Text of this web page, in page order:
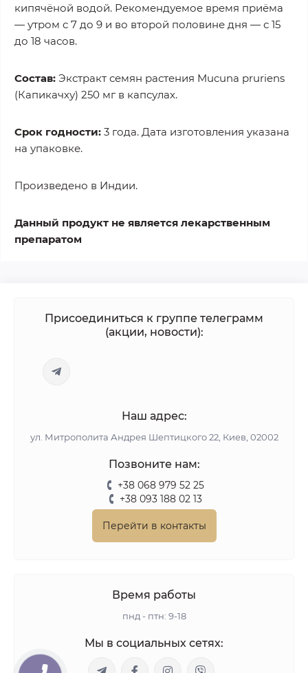
кипячёной водой. Рекомендуемое время приёма
— утром с 7 до 9 и во второй половине дня — с 15
до 18 часов.
Состав: Экстракт семян растения Mucuna pruriens
(Капикачху) 250 мг в капсулах.
Срок годности: 3 года. Дата изготовления указана
на упаковке.
Произведено в Индии.
Данный продукт не является лекарственным
препаратом
Присоединиться к группе телеграмм
(акции, новости):
Наш адрес:
ул. Митрополита Андрея Шептицкого 22, Киев, 02002
Позвоните нам:
+38 068 979 52 25
+38 093 188 02 13
Перейти в контакты
Время работы
пнд - птн: 9-18
Мы в социальных сетях: